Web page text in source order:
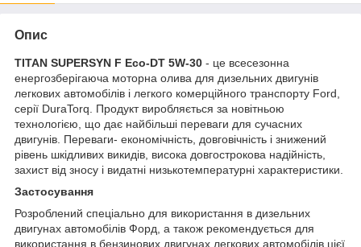
Опис
TITAN SUPERSYN F Eco-DT 5W-30 - це всесезонна
енергозберігаюча моторна олива для дизельних двигунів
легкових автомобілів і легкого комерційного транспорту Ford,
серії DuraTorq. Продукт виробляється за новітньою
технологією, що дає найбільші переваги для сучасних
двигунів. Переваги- економічність, довговічність і знижений
рівень шкідливих викидів, висока довгострокова надійність,
захист від зносу і видатні низькотемпературні характеристики.
Застосування
Розроблений спеціально для використання в дизельних
двигунах автомобілів Форд, а також рекомендується для
використання в бензинових двигунах легкових автомобілів цієї